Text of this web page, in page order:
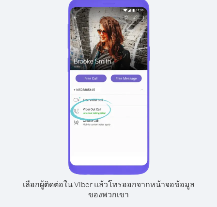
เลือกผู้ติดต่อใน Viber แล้วโทรออกจากหน้าจอข้อมูล
ของพวกเขา